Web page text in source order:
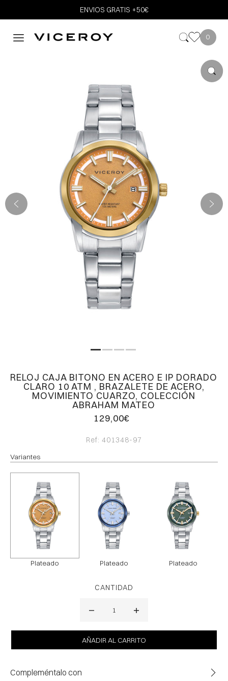
ENVIOS GRATIS +50€
0
RELOJ CAJA BITONO EN ACERO E IP DORADO
CLARO 10 ATM , BRAZALETE DE ACERO,
MOVIMIENTO CUARZO, COLECCIÓN
ABRAHAM MATEO
129,00€
Ref: 401348-97
Variantes
Plateado Plateado Plateado
CANTIDAD
Compleméntalo con